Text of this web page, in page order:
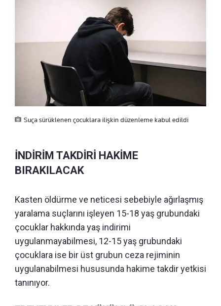
Suça sürüklenen çocuklara ilişkin düzenleme kabul edildi
İNDİRİM TAKDİRİ HAKİME
BIRAKILACAK
Kasten öldürme ve neticesi sebebiyle ağırlaşmış
yaralama suçlarını işleyen 15-18 yaş grubundaki
çocuklar hakkında yaş indirimi
uygulanmayabilmesi, 12-15 yaş grubundaki
çocuklara ise bir üst grubun ceza rejiminin
uygulanabilmesi hususunda hakime takdir yetkisi
tanınıyor.